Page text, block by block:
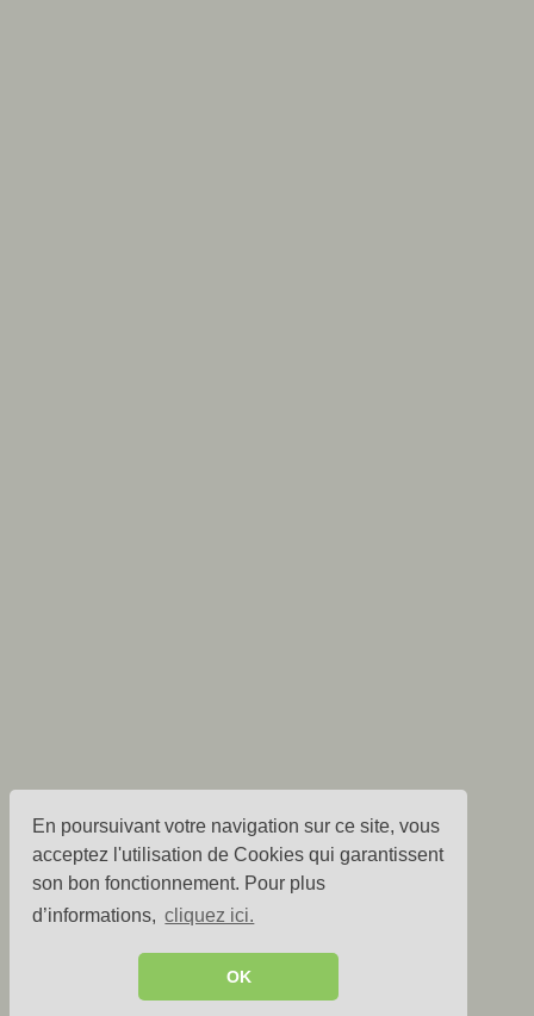
En poursuivant votre navigation sur ce site, vous
acceptez l'utilisation de Cookies qui garantissent
son bon fonctionnement. Pour plus
d’informations, cliquez ici.
OK